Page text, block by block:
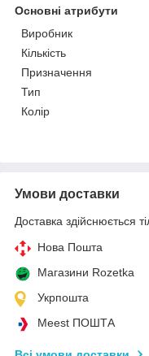
Основні атрибути
Виробник
Кількість
Призначення
Тип
Колір
Умови доставки
Доставка здійснюється
Нова Пошта
Магазини Rozetka
Укрпошта
Meest ПОШТА